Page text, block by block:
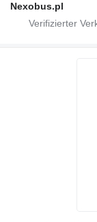
Nexobus.pl